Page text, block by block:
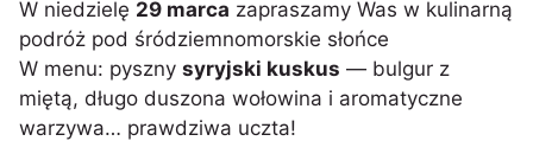
W niedzielę 29 marca zapraszamy Was w kulinarną
podróż pod śródziemnomorskie słońce
W menu: pyszny syryjski kuskus — bulgur z
miętą, długo duszona wołowina i aromatyczne
warzywa… prawdziwa uczta!